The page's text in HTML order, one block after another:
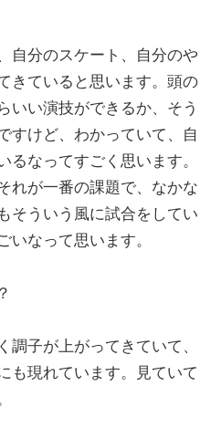
自分のスケート、自分のや
きていると思います。頭の
いい演技ができるか、そう
すけど、わかっていて、自
るなってすごく思います。
れが一番の課題で、なかな
そういう風に試合をしてい
いなって思います。
調子が上がってきていて、
も現れています。見ていて